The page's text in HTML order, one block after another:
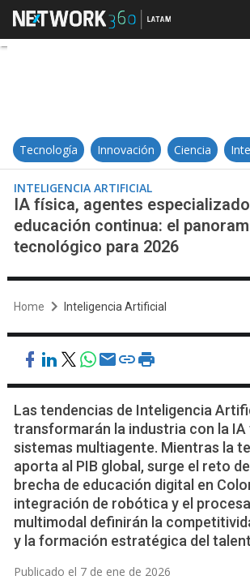
IA física,
Tecnología Innovación Ciencia
INTELIGENCIA ARTIFICIAL
IA física, agentes
educación continua: el
tecnológico para 2026
Home Inteligencia Artificial
Las tendencias de Inteligencia
transformarán la industria con la IA
sistemas multiagente. Mientras la
aporta al PIB global, surge el reto
brecha de educación digital en
integración de robótica y el
multimodal definirán la
y la formación estratégica del
Publicado el 7 de ene de 2026